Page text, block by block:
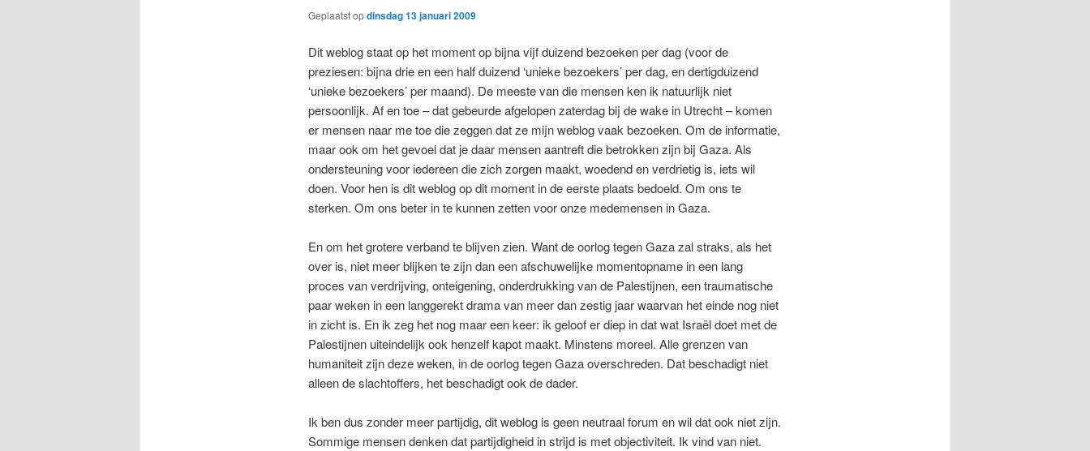
Geplaatst opdinsdag 13 januari 2009
Dit weblog staat op het moment op bijna vijf duizend bezoeken per dag (voor de
preziesen: bijna drie en een half duizend ‘unieke bezoekers’ per dag, en dertigduizend
‘unieke bezoekers’ per maand). De meeste van die mensen ken ik natuurlijk niet
persoonlijk. Af en toe – dat gebeurde afgelopen zaterdag bij de wake in Utrecht – komen
er mensen naar me toe die zeggen dat ze mijn weblog vaak bezoeken. Om de informatie,
maar ook om het gevoel dat je daar mensen aantreft die betrokken zijn bij Gaza. Als
ondersteuning voor iedereen die zich zorgen maakt, woedend en verdrietig is, iets wil
doen. Voor hen is dit weblog op dit moment in de eerste plaats bedoeld. Om ons te
sterken. Om ons beter in te kunnen zetten voor onze medemensen in Gaza.
En om het grotere verband te blijven zien. Want de oorlog tegen Gaza zal straks, als het
over is, niet meer blijken te zijn dan een afschuwelijke momentopname in een lang
proces van verdrijving, onteigening, onderdrukking van de Palestijnen, een traumatische
paar weken in een langgerekt drama van meer dan zestig jaar waarvan het einde nog niet
in zicht is. En ik zeg het nog maar een keer: ik geloof er diep in dat wat Israël doet met de
Palestijnen uiteindelijk ook henzelf kapot maakt. Minstens moreel. Alle grenzen van
humaniteit zijn deze weken, in de oorlog tegen Gaza overschreden. Dat beschadigt niet
alleen de slachtoffers, het beschadigt ook de dader.
Ik ben dus zonder meer partijdig, dit weblog is geen neutraal forum en wil dat ook niet zijn.
Sommige mensen denken dat partijdigheid in strijd is met objectiviteit. Ik vind van niet.